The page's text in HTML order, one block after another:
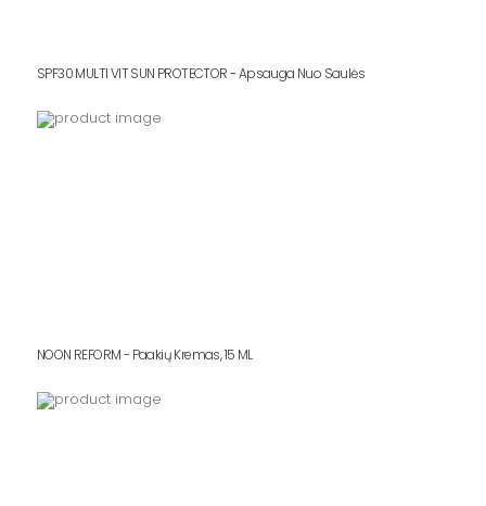
SPF30 MULTI VIT SUN PROTECTOR - Apsauga Nuo Saulės
NOON REFORM - Paakių Kremas, 15 ML